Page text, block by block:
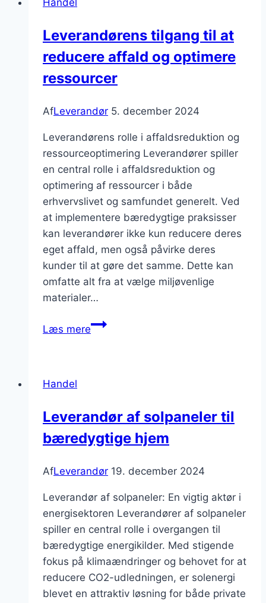
behøver
for
kontor
Handel
Leverandørens tilgang til at
reducere affald og optimere
ressourcer
AfLeverandør 5. december 2024
Leverandørens rolle i affaldsreduktion og
ressourceoptimering Leverandører spiller
en central rolle i affaldsreduktion og
optimering af ressourcer i både
erhvervslivet og samfundet generelt. Ved
at implementere bæredygtige praksisser
kan leverandører ikke kun reducere deres
eget affald, men også påvirke deres
kunder til at gøre det samme. Dette kan
omfatte alt fra at vælge miljøvenlige
materialer…
Læs mereLeverandørens
og
optimere
Handel
Leverandør af solpaneler til
bæredygtige hjem
AfLeverandør 19. december 2024
Leverandør af solpaneler: En vigtig aktør i
energisektoren Leverandører af solpaneler
spiller en central rolle i overgangen til
bæredygtige energikilder. Med stigende
fokus på klimaændringer og behovet for at
reducere CO2-udledningen, er solenergi
blevet en attraktiv løsning for både private